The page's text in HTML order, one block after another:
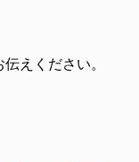
えください。